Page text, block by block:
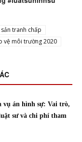
tranh chấp
vệ môi trường 2020
vụ án hình sự: Vai trò,
sư và chi phí tham